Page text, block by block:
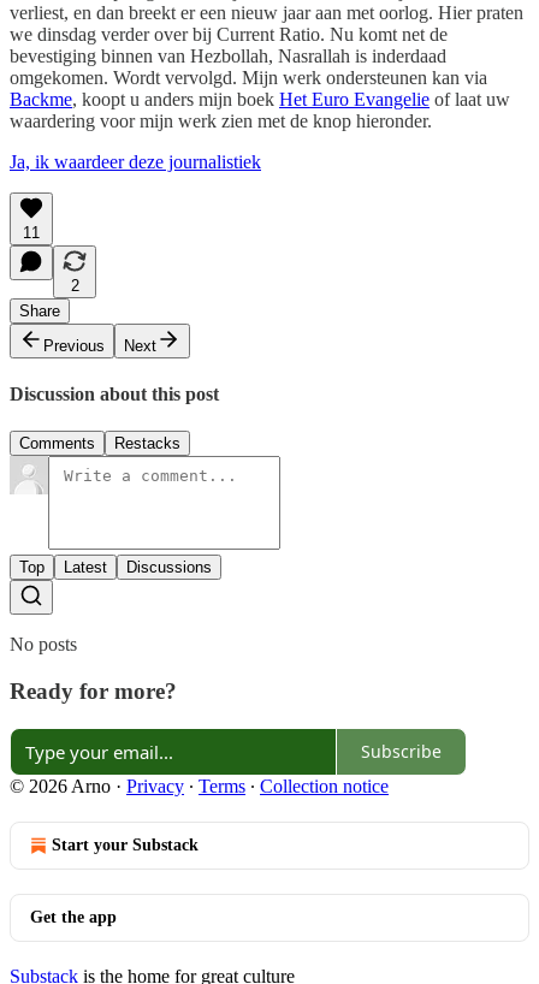
verliest, en dan breekt er een nieuw jaar aan met oorlog. Hier praten
we dinsdag verder over bij Current Ratio. Nu komt net de
bevestiging binnen van Hezbollah, Nasrallah is inderdaad
omgekomen. Wordt vervolgd. Mijn werk ondersteunen kan via
Backme, koopt u anders mijn boek Het Euro Evangelie of laat uw
waardering voor mijn werk zien met de knop hieronder.
Ja, ik waardeer deze journalistiek
11
2
Share
Previous
Next
Discussion about this post
Comments Restacks
Top Latest Discussions
No posts
Ready for more?
Subscribe
© 2026 Arno · Privacy ∙ Terms ∙ Collection notice
Start your Substack
Get the app
Substack is the home for great culture